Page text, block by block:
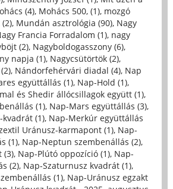
(4), Mohács 500, (1), mozgó
, Mundán asztrológia (90), Nagy
Francia Forradalom (1), nagy
(2), Nagyboldogasszony (6),
napja (1), Nagycsütörtök (2),
, Nándorfehérvári diadal (4), Nap
együttállás (1), Nap-Hold (1),
és Shedir állócsillagok együtt (1),
(1), Nap-Mars együttállás (3),
(1), Nap-Merkúr együttállás
Uránusz-karmapont (1), Nap-
(1), Nap-Neptun szembenállás (2),
(3), Nap-Plútó oppozíció (1), Nap-
(2), Nap-Szaturnusz kvadrát (1),
(1), Nap-Uránusz egzakt